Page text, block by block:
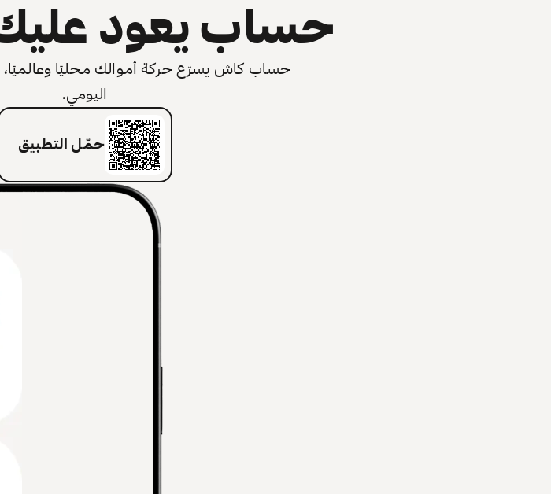
حساب يعود
حساب كاش يسرّع حركة أموالك محليًا وعالميًا،
اليومي.
حمّل التطبيق